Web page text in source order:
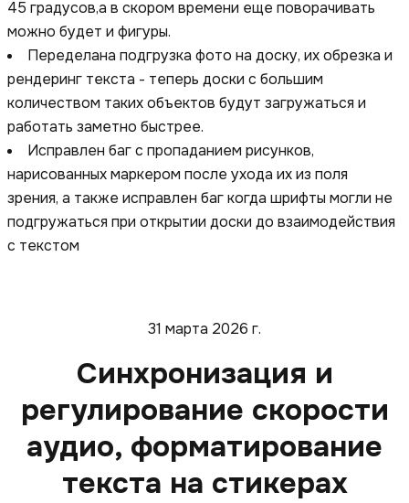
45 градусов,а в скором времени еще поворачивать
можно будет и фигуры.
Переделана подгрузка фото на доску, их обрезка и
рендеринг текста - теперь доски с большим
количеством таких объектов будут загружаться и
работать заметно быстрее.
Исправлен баг с пропаданием рисунков,
нарисованных маркером после ухода их из поля
зрения, а также исправлен баг когда шрифты могли не
подгружаться при открытии доски до взаимодействия
с текстом
31 марта 2026 г.
Синхронизация и
регулирование скорости
аудио, форматирование
текста на стикерах